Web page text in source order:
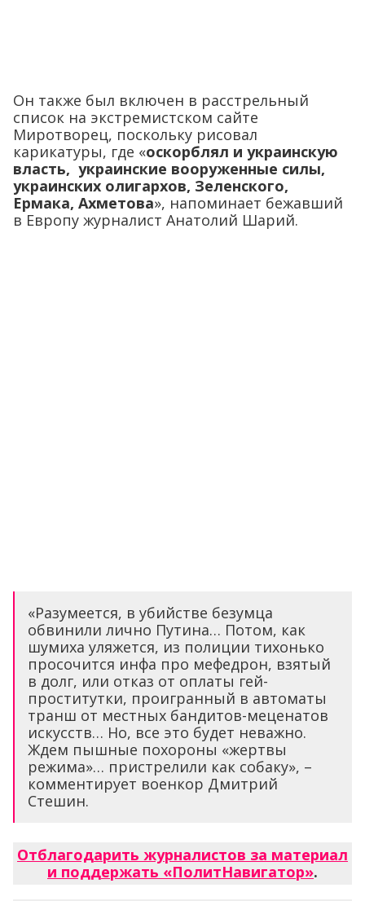
Он также был включен в расстрельный
список на экстремистском сайте
Миротворец, поскольку рисовал
карикатуры, где «оскорблял и украинскую
власть, украинские вооруженные силы,
украинских олигархов, Зеленского,
Ермака, Ахметова», напоминает бежавший
в Европу журналист Анатолий Шарий.
«Разумеется, в убийстве безумца
обвинили лично Путина… Потом, как
шумиха уляжется, из полиции тихонько
просочится инфа про мефедрон, взятый
в долг, или отказ от оплаты гей-
проститутки, проигранный в автоматы
транш от местных бандитов-меценатов
искусств… Но, все это будет неважно.
Ждем пышные похороны «жертвы
режима»… пристрелили как собаку», –
комментирует военкор Дмитрий
Стешин.
Отблагодарить журналистов за материал
и поддержать «ПолитНавигатор».